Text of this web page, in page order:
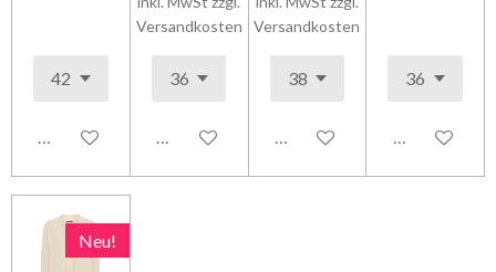
In den Warenkorb
Versandkosten
In den Warenkorb
Versandkosten
In den WarenkorbIn den
Neu!